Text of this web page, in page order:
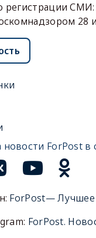
регистрации
28
ForPost в
ForPost— Лучшее
ForPost.